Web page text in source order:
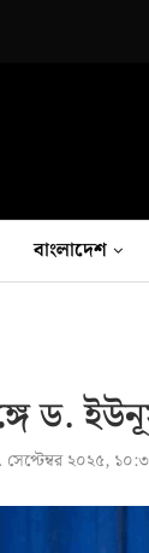
বাংলাদেশ
ড.
সেপ্টেম্বর ২০২৫,